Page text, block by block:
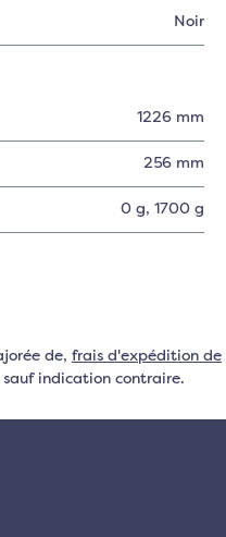
Noir
1226 mm
256 mm
0 g, 1700 g
de, frais d'expédition de
indication contraire.